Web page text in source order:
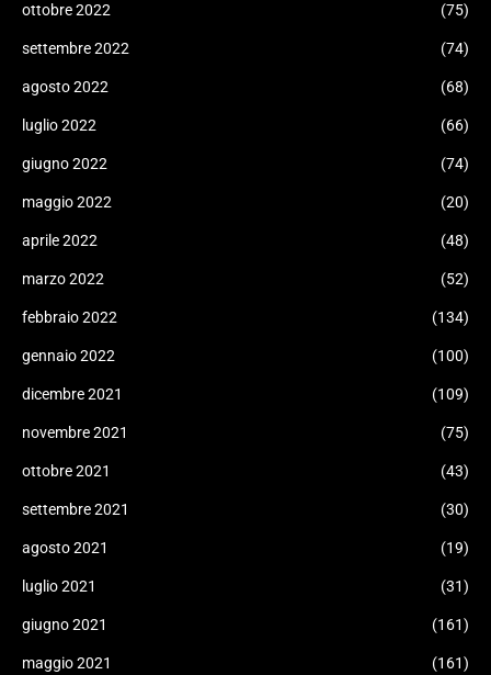
ottobre 2022 (75)
settembre 2022 (74)
agosto 2022 (68)
luglio 2022 (66)
giugno 2022 (74)
maggio 2022 (20)
aprile 2022 (48)
marzo 2022 (52)
febbraio 2022 (134)
gennaio 2022 (100)
dicembre 2021 (109)
novembre 2021 (75)
ottobre 2021 (43)
settembre 2021 (30)
agosto 2021 (19)
luglio 2021 (31)
giugno 2021 (161)
maggio 2021 (161)